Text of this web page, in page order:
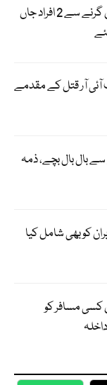
بارشوں کی تباہی؛ قصور میں چھتیں گرنے سے 2 افراد جاں
آئی آر قتل کے مقدمے
ٹکرانے سے بال بال بچے، ذمہ
کو بھی شامل کیا
مسافر کو